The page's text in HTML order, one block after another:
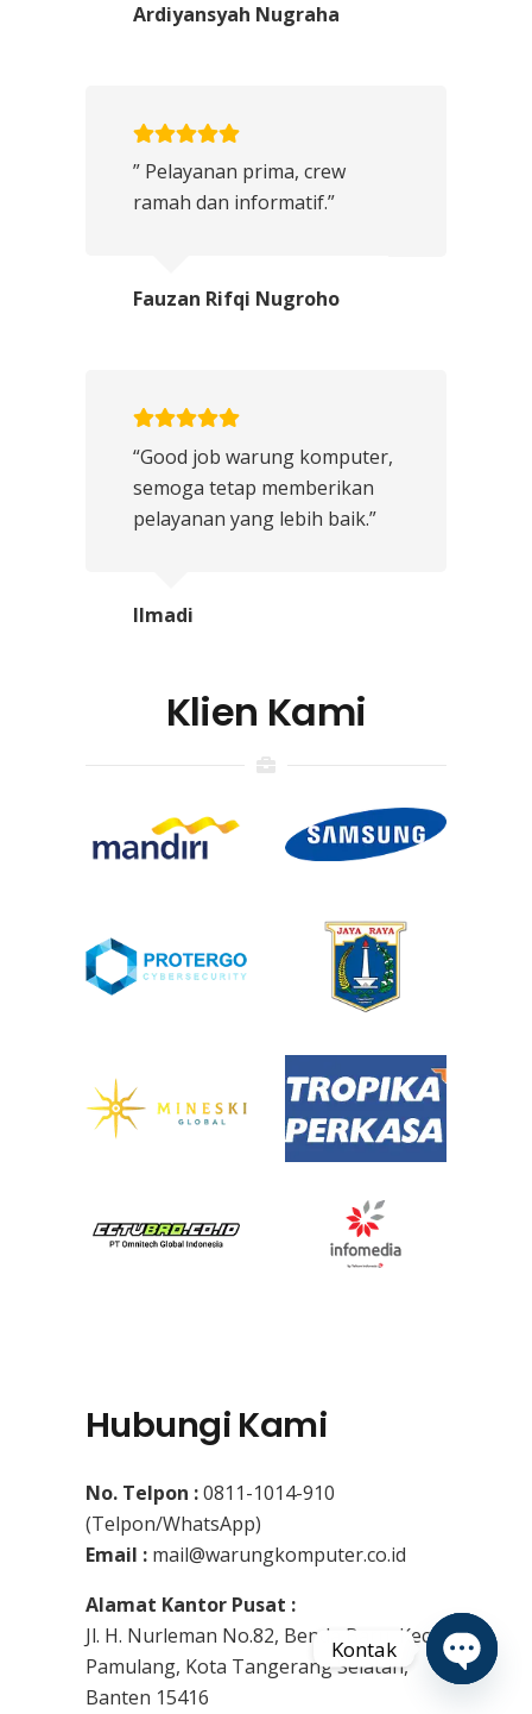
Ardiyansyah Nugraha
” Pelayanan prima, crew
ramah dan informatif.”
Fauzan Rifqi Nugroho
“Good job warung komputer,
semoga tetap memberikan
pelayanan yang lebih baik.”
Ilmadi
Klien Kami
Hubungi Kami
No. Telpon :0811-1014-910
(Telpon/WhatsApp)
Email : mail@warungkomputer.co.id
Alamat Kantor Pusat :
Jl. H. Nurleman No.82, Benda Baru, Kec.
Pamulang, Kota Tangerang Selatan,
Banten 15416
Kontak